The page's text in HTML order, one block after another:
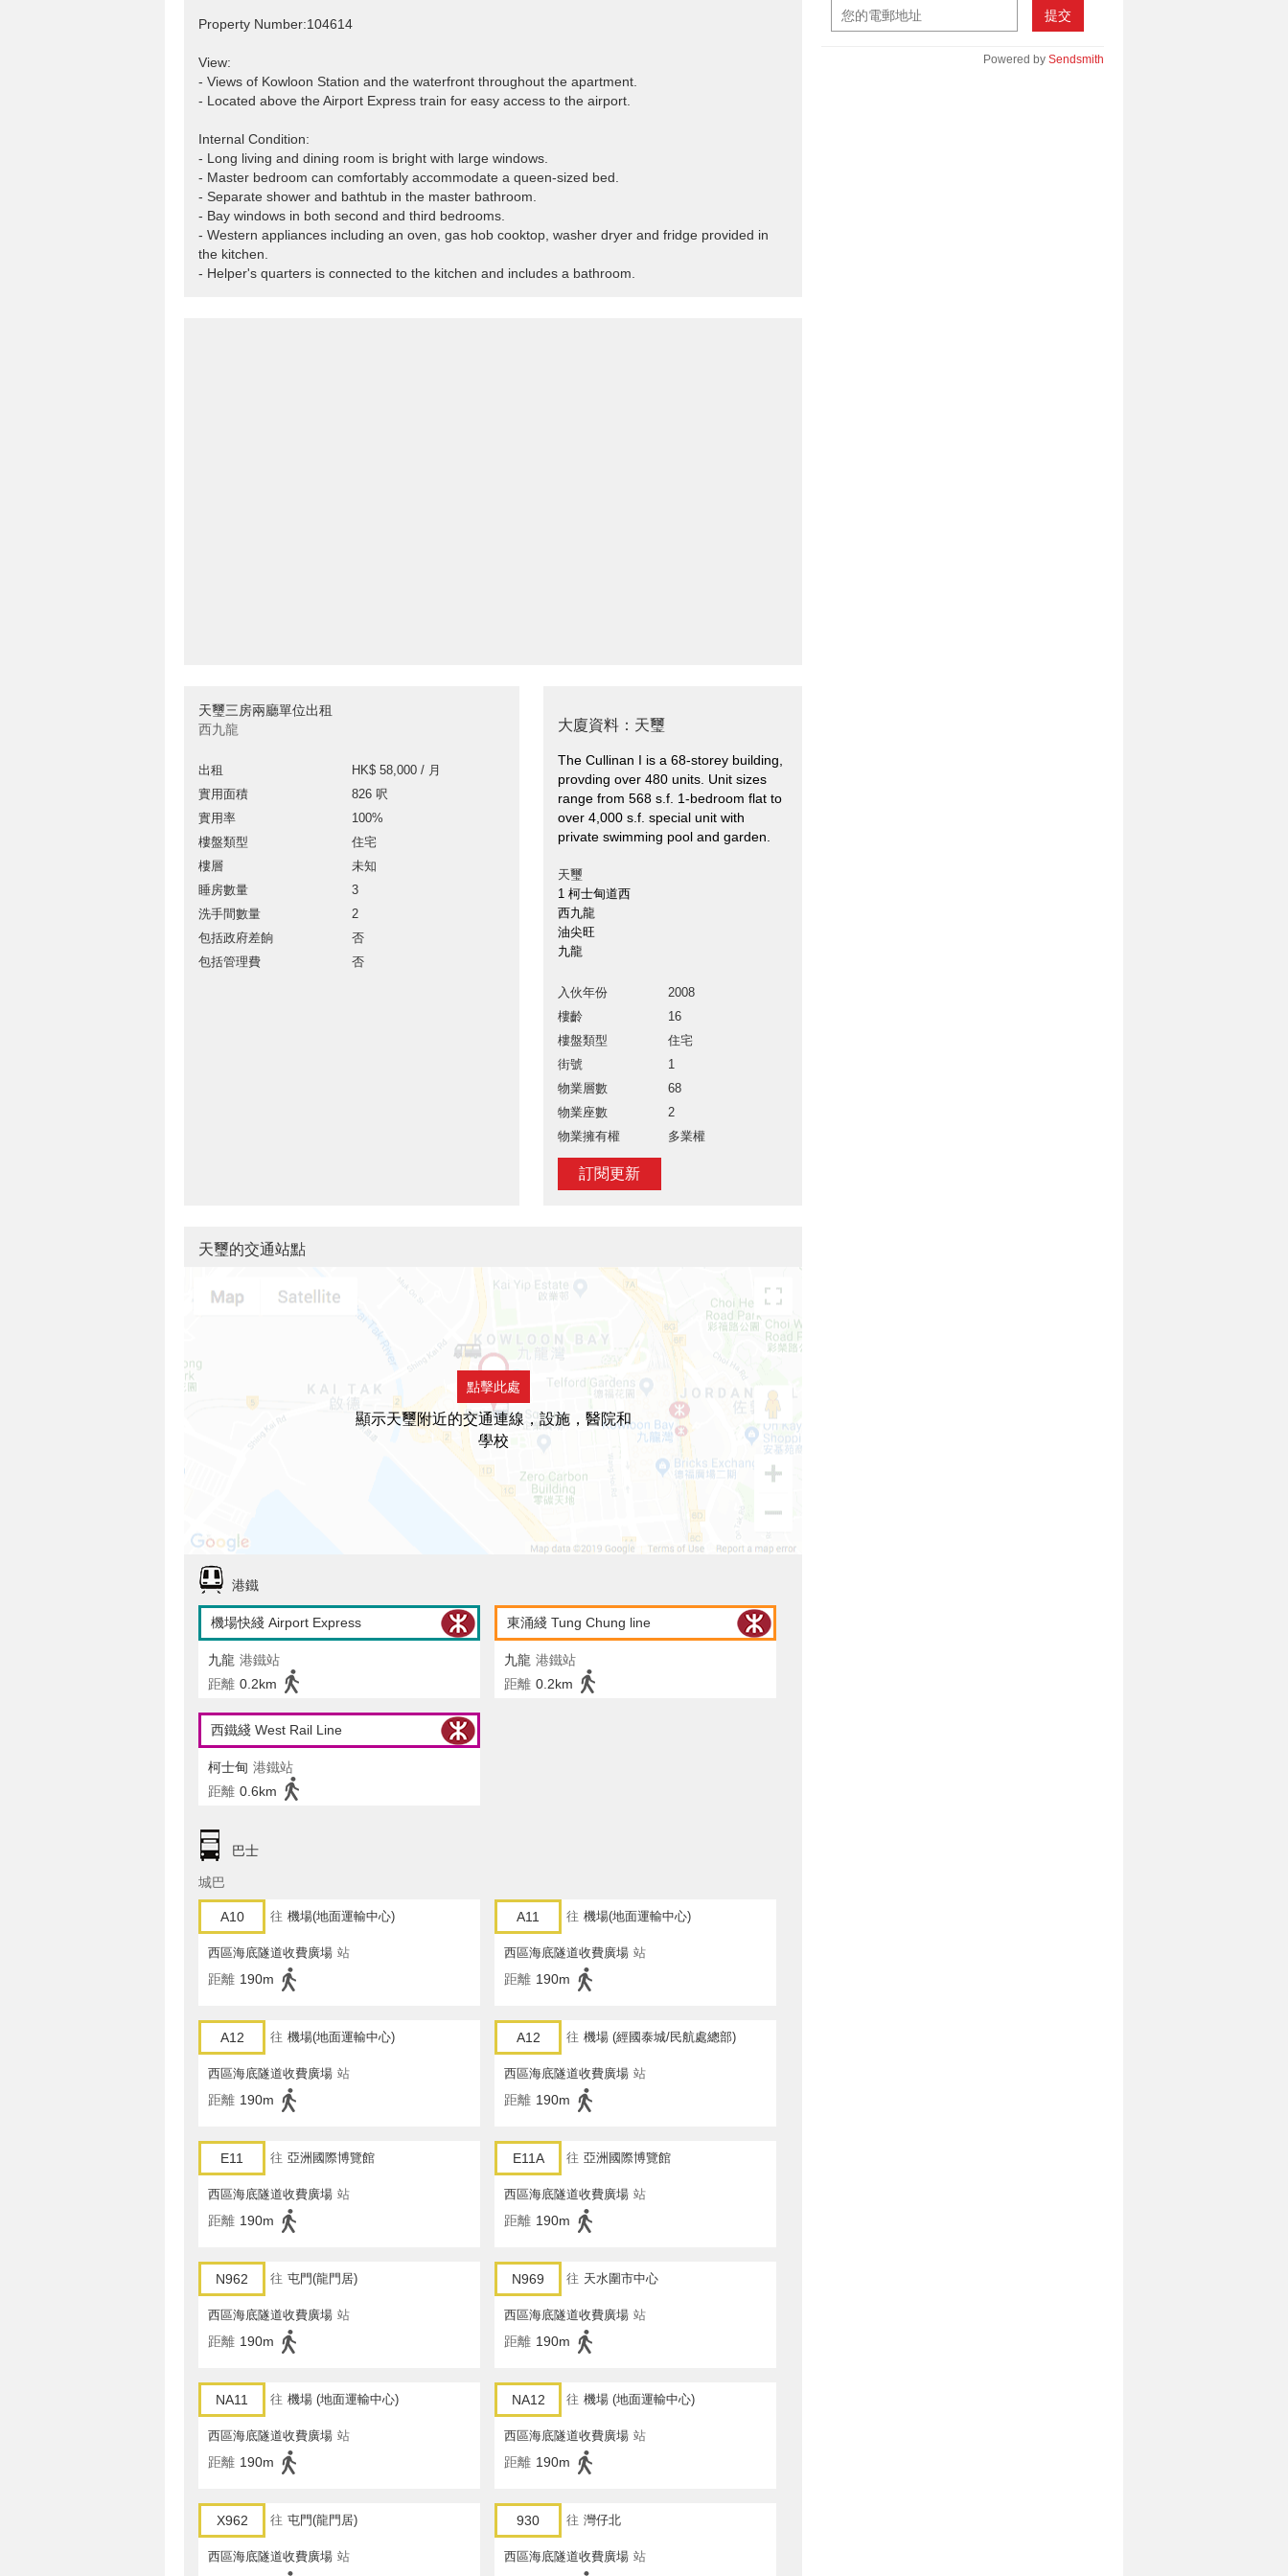
Property Number:104614
View:
- Views of Kowloon Station and the waterfront throughout the apartment.
- Located above the Airport Express train for easy access to the airport.
Internal Condition:
- Long living and dining room is bright with large windows.
- Master bedroom can comfortably accommodate a queen-sized bed.
- Separate shower and bathtub in the master bathroom.
- Bay windows in both second and third bedrooms.
- Western appliances including an oven, gas hob cooktop, washer dryer and fridge provided in
the kitchen.
- Helper's quarters is connected to the kitchen and includes a bathroom.
天璽三房兩廳單位出租
西九龍
出租
HK$ 58,000 / 月
實用面積
826 呎
實用率
100%
樓盤類型
住宅
樓層
未知
睡房數量
3
洗手間數量
2
包括政府差餉
否
包括管理費
否
大廈資料：天璽
The Cullinan I is a 68-storey building,
provding over 480 units. Unit sizes
range from 568 s.f. 1-bedroom flat to
over 4,000 s.f. special unit with
private swimming pool and garden.
天璽
1 柯士甸道西
西九龍
油尖旺
九龍
入伙年份
2008
樓齡
16
樓盤類型
住宅
街號
1
物業層數
68
物業座數
2
物業擁有權
多業權
訂閱更新
提交
Powered by Sendsmith
天璽的交通站點
點擊此處
顯示天璽附近的交通連線，設施，醫院和
學校
港鐵
機場快綫 Airport Express
九龍 港鐵站
距離 0.2km
東涌綫 Tung Chung line
九龍 港鐵站
距離 0.2km
西鐵綫 West Rail Line
柯士甸 港鐵站
距離 0.6km
巴士
城巴
A10 往 機場(地面運輸中心)
西區海底隧道收費廣場 站
距離 190m
A11 往 機場(地面運輸中心)
西區海底隧道收費廣場 站
距離 190m
A12 往 機場(地面運輸中心)
西區海底隧道收費廣場 站
距離 190m
A12 往 機場 (經國泰城/民航處總部)
西區海底隧道收費廣場 站
距離 190m
E11 往 亞洲國際博覽館
西區海底隧道收費廣場 站
距離 190m
E11A 往 亞洲國際博覽館
西區海底隧道收費廣場 站
距離 190m
N962 往 屯門(龍門居)
西區海底隧道收費廣場 站
距離 190m
N969 往 天水圍市中心
西區海底隧道收費廣場 站
距離 190m
NA11 往 機場 (地面運輸中心)
西區海底隧道收費廣場 站
距離 190m
NA12 往 機場 (地面運輸中心)
西區海底隧道收費廣場 站
距離 190m
X962 往 屯門(龍門居)
西區海底隧道收費廣場 站
930 往 灣仔北
西區海底隧道收費廣場 站